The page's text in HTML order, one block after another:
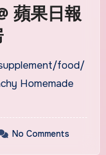
蘋果日報
Homemade
No Comments